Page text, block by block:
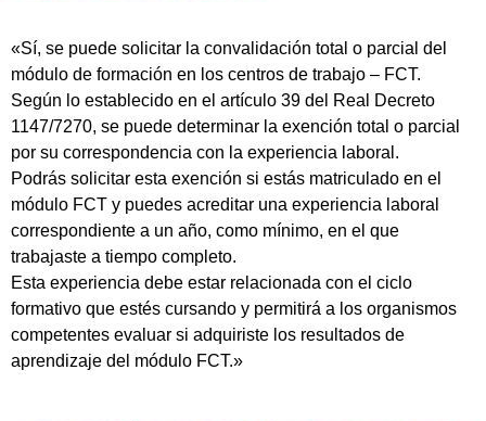
«Sí, se puede solicitar la convalidación total o parcial del
módulo de formación en los centros de trabajo – FCT.
Según lo establecido en el artículo 39 del Real Decreto
1147/7270, se puede determinar la exención total o parcial
por su correspondencia con la experiencia laboral.
Podrás solicitar esta exención si estás matriculado en el
módulo FCT y puedes acreditar una experiencia laboral
correspondiente a un año, como mínimo, en el que
trabajaste a tiempo completo.
Esta experiencia debe estar relacionada con el ciclo
formativo que estés cursando y permitirá a los organismos
competentes evaluar si adquiriste los resultados de
aprendizaje del módulo FCT.»